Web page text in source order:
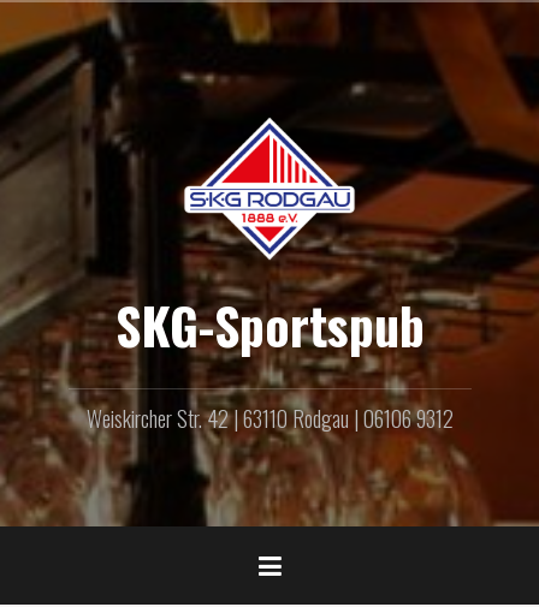
Inhalt
springen
SKG-Sportspub
Weiskircher Str. 42 | 63110 Rodgau | 06106 9312